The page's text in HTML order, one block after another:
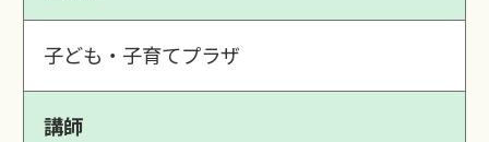
子ども・子育てプラザ
講師